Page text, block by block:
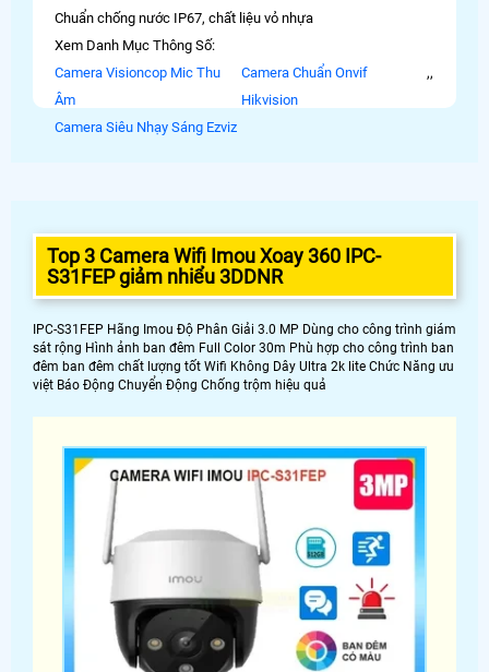
Chuẩn chống nước IP67, chất liệu vỏ nhựa
Xem Danh Mục Thông Số:
Camera Visioncop Mic Thu
Âm
,
Camera Chuẩn Onvif
Hikvision
,
Camera Siêu Nhạy Sáng Ezviz
Top 3 Camera Wifi Imou Xoay 360 IPC-
S31FEP giảm nhiểu 3DDNR
IPC-S31FEP Hãng Imou Độ Phân Giải 3.0 MP Dùng cho công trình giám
sát rộng Hình ảnh ban đêm Full Color 30m Phù hợp cho công trình ban
đêm ban đêm chất lượng tốt Wifi Không Dây Ultra 2k lite Chức Năng ưu
việt Báo Động Chuyển Động Chống trộm hiệu quả